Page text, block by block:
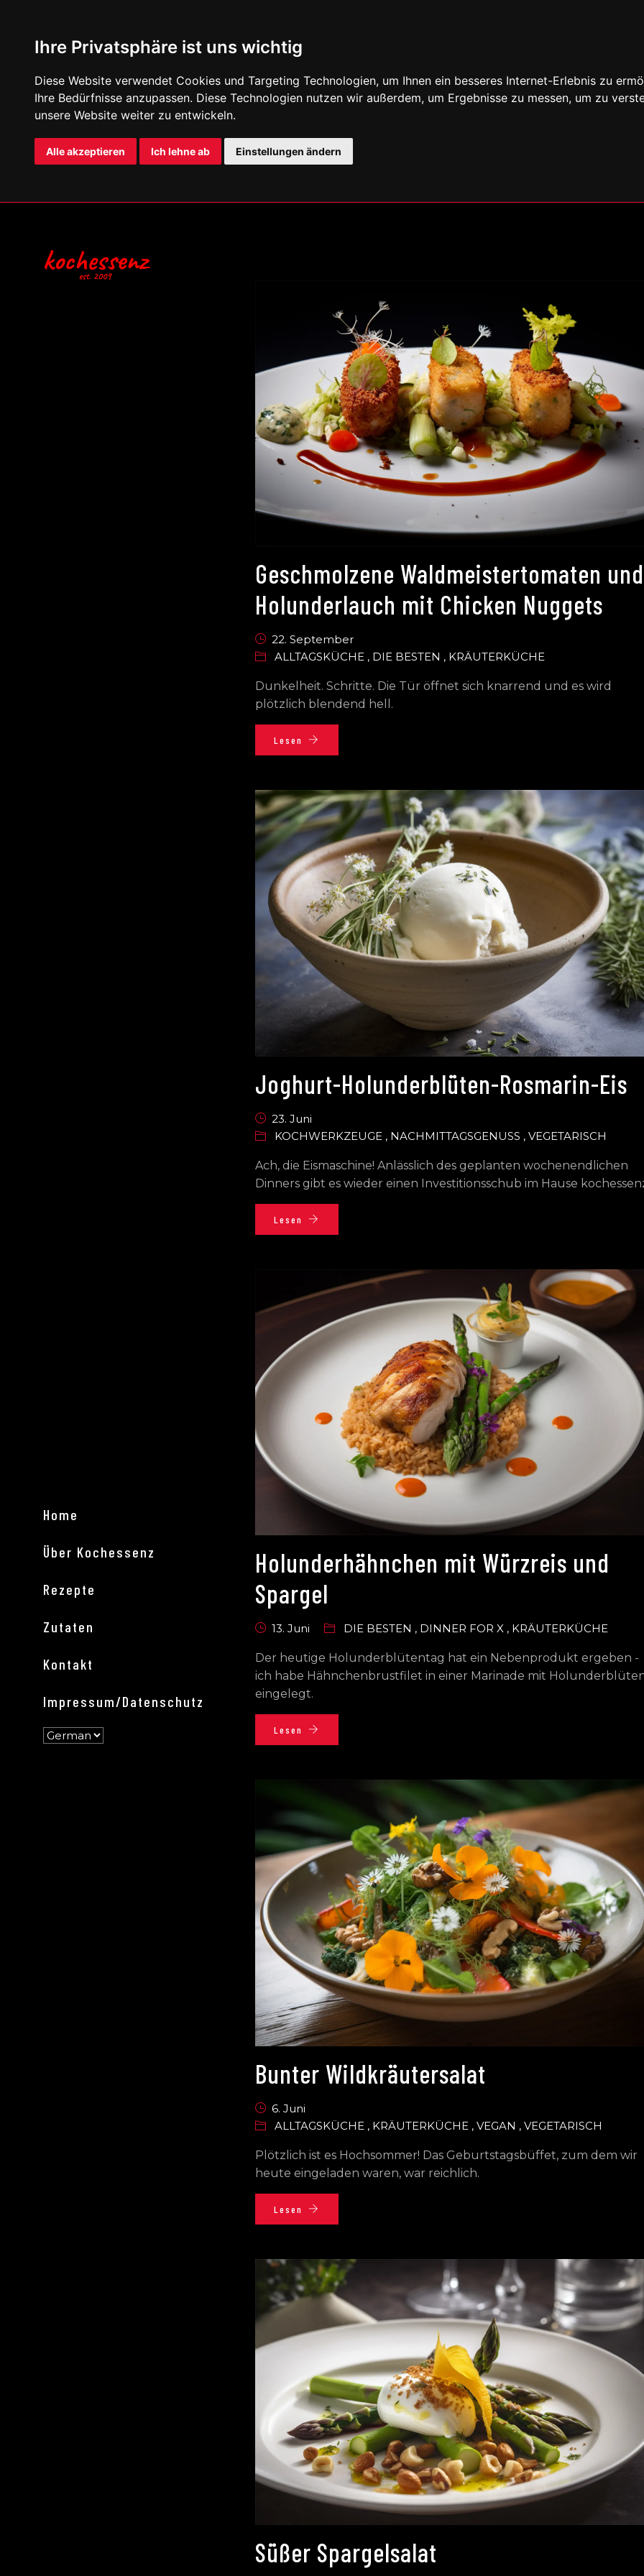
Ihre Privatsphäre ist uns wichtig
Diese Website verwendet Cookies und Targeting Technologien, um Ihnen ein besseres Internet-Erlebnis zu
Ihre Bedürfnisse anzupassen. Diese Technologien nutzen wir außerdem, um Ergebnisse zu messen, um zu
unsere Website weiter zu entwickeln.
Alle akzeptieren Ich lehne ab Einstellungen ändern
Home
Über Kochessenz
Rezepte
Zutaten
Kontakt
Impressum/Datenschutz
Geschmolzene Waldmeistertomaten und
Holunderlauch mit Chicken Nuggets
22. September
ALLTAGSKÜCHE , DIE BESTEN , KRÄUTERKÜCHE
Dunkelheit. Schritte. Die Tür öffnet sich knarrend und es wird
plötzlich blendend hell.
Lesen
Joghurt-Holunderblüten-Rosmarin-Eis
23. Juni
KOCHWERKZEUGE , NACHMITTAGSGENUSS , VEGETARISCH
Ach, die Eismaschine! Anlässlich des geplanten wochenendlichen
Dinners gibt es wieder einen Investitionsschub im Hause
Lesen
Holunderhähnchen mit Würzreis und
Spargel
13. Juni DIE BESTEN , DINNER FOR X , KRÄUTERKÜCHE
Der heutige Holunderblütentag hat ein Nebenprodukt ergeben -
ich habe Hähnchenbrustfilet in einer Marinade mit
eingelegt.
Lesen
Bunter Wildkräutersalat
6. Juni
ALLTAGSKÜCHE , KRÄUTERKÜCHE , VEGAN , VEGETARISCH
Plötzlich ist es Hochsommer! Das Geburtstagsbüffet, zum dem wir
heute eingeladen waren, war reichlich.
Lesen
Süßer Spargelsalat